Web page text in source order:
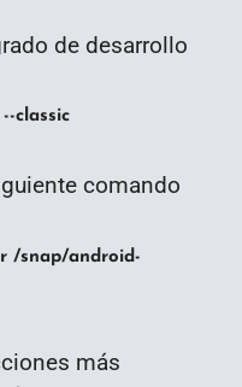
de desarrollo
classic
comando
/snap/android-
más